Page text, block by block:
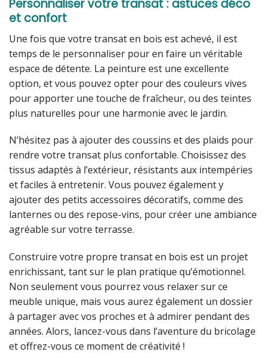
Personnaliser votre transat : astuces déco
et confort
Une fois que votre transat en bois est achevé, il est
temps de le personnaliser pour en faire un véritable
espace de détente. La peinture est une excellente
option, et vous pouvez opter pour des couleurs vives
pour apporter une touche de fraîcheur, ou des teintes
plus naturelles pour une harmonie avec le jardin.
N’hésitez pas à ajouter des coussins et des plaids pour
rendre votre transat plus confortable. Choisissez des
tissus adaptés à l’extérieur, résistants aux intempéries
et faciles à entretenir. Vous pouvez également y
ajouter des petits accessoires décoratifs, comme des
lanternes ou des repose-vins, pour créer une ambiance
agréable sur votre terrasse.
Construire votre propre transat en bois est un projet
enrichissant, tant sur le plan pratique qu’émotionnel.
Non seulement vous pourrez vous relaxer sur ce
meuble unique, mais vous aurez également un dossier
à partager avec vos proches et à admirer pendant des
années. Alors, lancez-vous dans l’aventure du bricolage
et offrez-vous ce moment de créativité !